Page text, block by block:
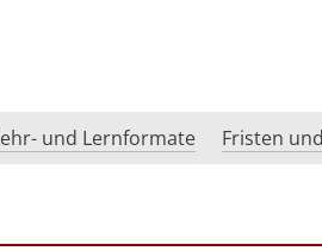
und Lernformate Fristen